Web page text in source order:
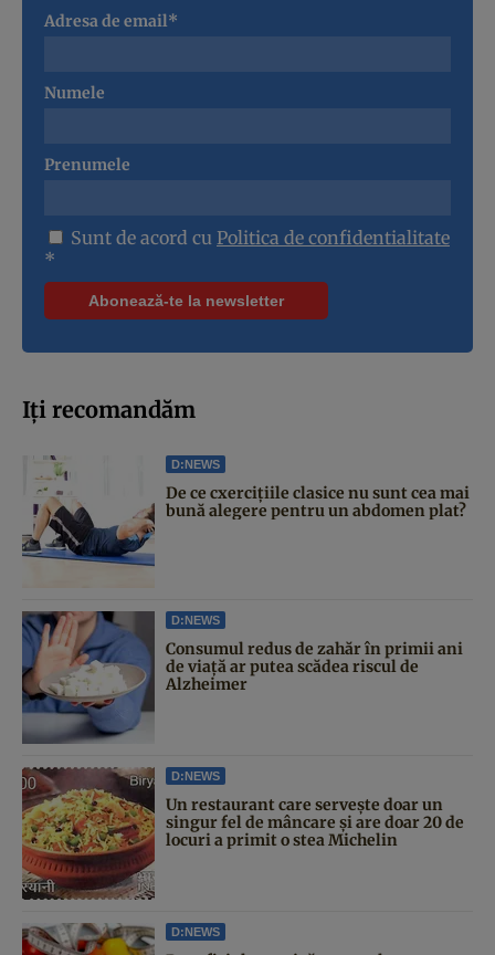
Adresa de email*
Numele
Prenumele
Sunt de acord cu Politica de confidentialitate
*
Iți recomandăm
D:NEWS
De ce cxercițiile clasice nu sunt cea mai
bună alegere pentru un abdomen plat?
D:NEWS
Consumul redus de zahăr în primii ani
de viață ar putea scădea riscul de
Alzheimer
D:NEWS
Un restaurant care servește doar un
singur fel de mâncare și are doar 20 de
locuri a primit o stea Michelin
D:NEWS